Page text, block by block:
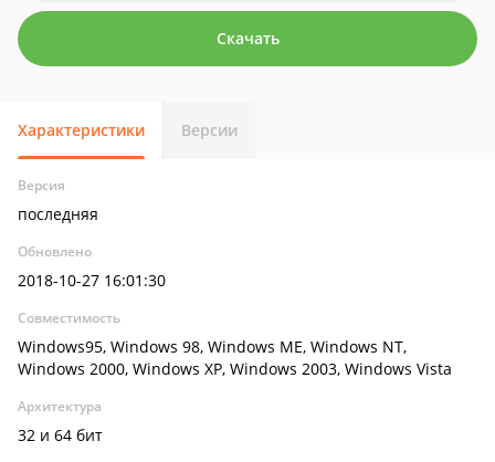
Скачать
Характеристики Версии
Версия
последняя
Обновлено
2018-10-27 16:01:30
Совместимость
Windows95, Windows 98, Windows ME, Windows NT,
Windows 2000, Windows XP, Windows 2003, Windows Vista
Архитектура
32 и 64 бит